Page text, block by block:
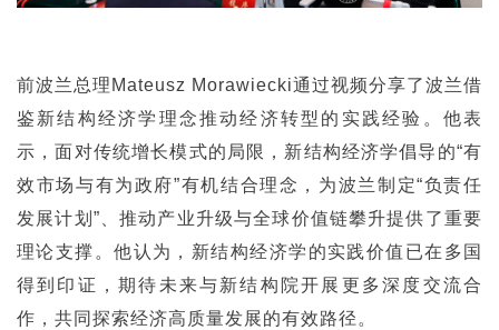
前波兰总理Mateusz Morawiecki通过视频分享了波兰借
鉴新结构经济学理念推动经济转型的实践经验。他表
示，面对传统增长模式的局限，新结构经济学倡导的“有
效市场与有为政府”有机结合理念，为波兰制定“负责任
发展计划”、推动产业升级与全球价值链攀升提供了重要
理论支撑。他认为，新结构经济学的实践价值已在多国
得到印证，期待未来与新结构院开展更多深度交流合
作，共同探索经济高质量发展的有效路径。